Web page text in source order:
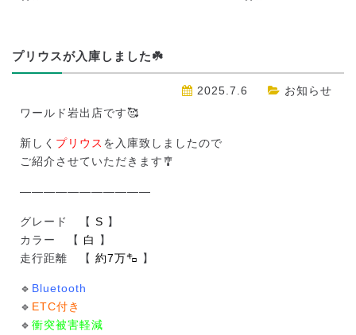
プリウスが入庫しました☘️
2025.7.6
お知らせ
ワールド岩出店です🥰
新しく プリウス を入庫致しましたので
ご紹介させていただきます🎐
———————————
グレード 【 S 】
カラー 【 白
】
走行距離 【 約7万㌔ 】
🔹 Bluetooth
🔹 ETC付き
🔹 衝突被害軽減